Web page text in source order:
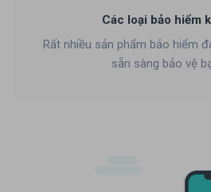
Các loại bảo hiểm
Rất nhiều sản phẩm bảo hiểm
sẵn sàng bảo vệ